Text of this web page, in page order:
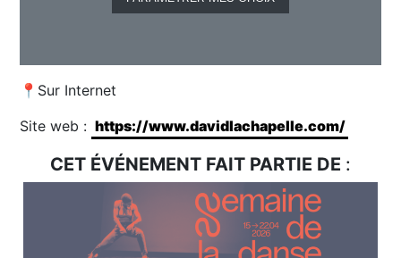
📍Sur Internet
Site web : https://www.davidlachapelle.com/
CET ÉVÉNEMENT FAIT PARTIE DE :